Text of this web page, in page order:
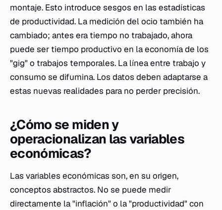
montaje. Esto introduce sesgos en las estadísticas
de productividad. La medición del ocio también ha
cambiado; antes era tiempo no trabajado, ahora
puede ser tiempo productivo en la economía de los
"gig" o trabajos temporales. La línea entre trabajo y
consumo se difumina. Los datos deben adaptarse a
estas nuevas realidades para no perder precisión.
¿Cómo se miden y
operacionalizan las variables
económicas?
Las variables económicas son, en su origen,
conceptos abstractos. No se puede medir
directamente la "inflación" o la "productividad" con